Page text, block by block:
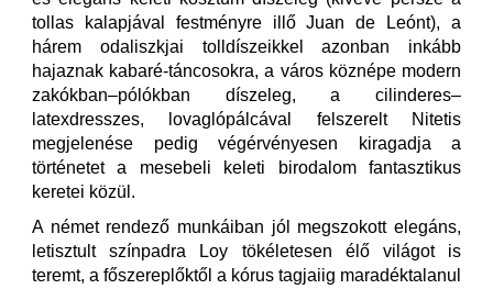
tollas kalapjával festményre illő Juan de Leónt), a
hárem odaliszkjai tolldíszeikkel azonban inkább
hajaznak kabaré-táncosokra, a város köznépe modern
zakókban–pólókban díszeleg, a cilinderes–
latexdresszes, lovaglópálcával felszerelt Nitetis
megjelenése pedig végérvényesen kiragadja a
történetet a mesebeli keleti birodalom fantasztikus
keretei közül.
A német rendező munkáiban jól megszokott elegáns,
letisztult színpadra Loy tökéletesen élő világot is
teremt, a főszereplőktől a kórus tagjaiig maradéktalanul